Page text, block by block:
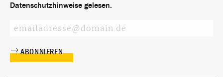
Datenschutzhinweise gelesen.